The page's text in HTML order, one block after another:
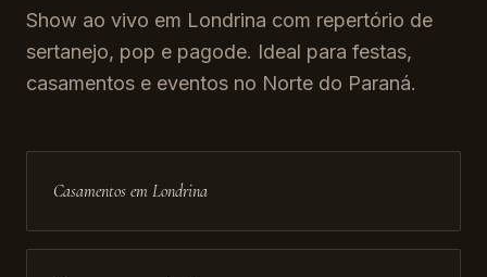
Show ao vivo em Londrina com repertório de
sertanejo, pop e pagode. Ideal para festas,
casamentos e eventos no Norte do Paraná.
Casamentos em Londrina